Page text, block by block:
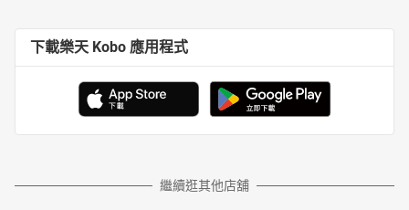
下載樂天 Kobo 應用程式
繼續逛其他店舖